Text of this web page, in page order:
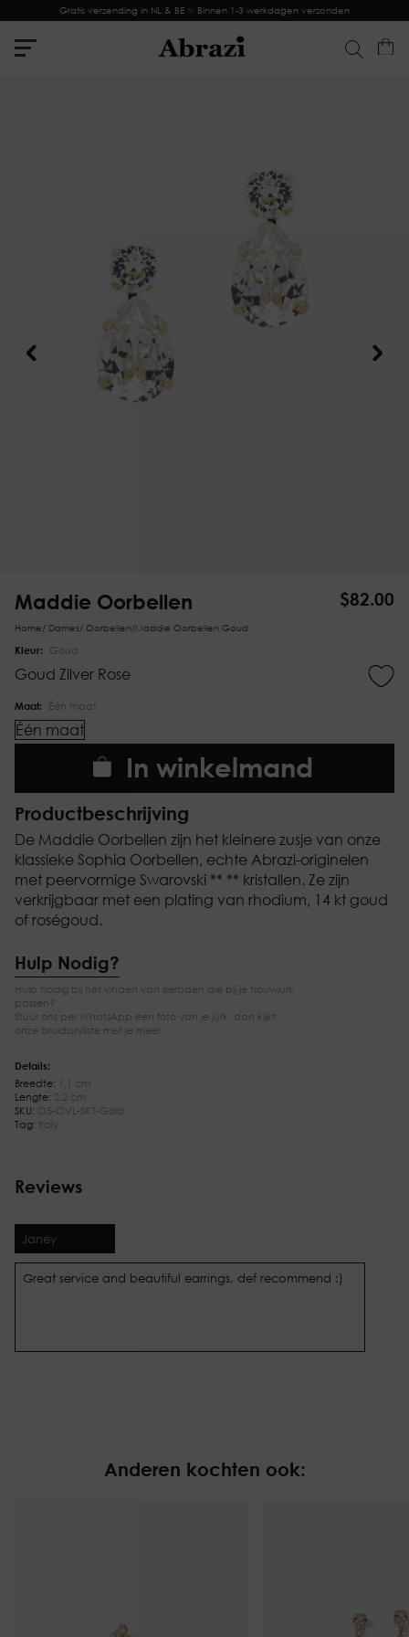
Gratis verzending in NL & BE ✨ Binnen 1-3 werkdagen verzonden
Maddie Oorbellen $82.00
Home/ Dames/ Oorbellen/Maddie Oorbellen Goud
In winkelmand
Productbeschrijving
De Maddie Oorbellen zijn het kleinere zusje van onze
klassieke Sophia Oorbellen, echte Abrazi-originelen
met peervormige Swarovski ** ** kristallen. Ze zijn
verkrijgbaar met een plating van rhodium, 14 kt goud
of roségoud.
Details:
Breedte: 1,1 cm
Lengte: 2,2 cm
SKU: O5-OVL-SKT-Gold
Tag: Italy
Kleur: Goud
Goud Zilver Rose
Maat: Één maat
Één maat
Hulp Nodig?
Hulp nodig bij het vinden van sieraden die bij je trouwjurk
passen?
Stuur ons per WhatsApp een foto van je jurk, dan kijkt
onze bruidsstyliste met je mee!
Reviews
Janey
Great service and beautiful earrings, def recommend :)
Anderen kochten ook: